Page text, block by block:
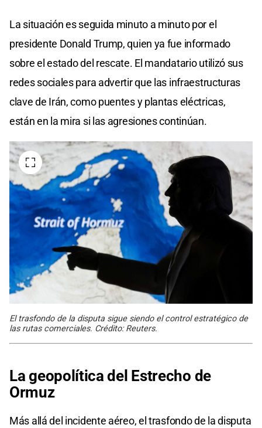
La situación es seguida minuto a minuto por el
presidente Donald Trump, quien ya fue informado
sobre el estado del rescate. El mandatario utilizó sus
redes sociales para advertir que las infraestructuras
clave de Irán, como puentes y plantas eléctricas,
están en la mira si las agresiones continúan.
El trasfondo de la disputa sigue siendo el control estratégico de
las rutas comerciales. Crédito: Reuters.
La geopolítica del Estrecho de
Ormuz
Más allá del incidente aéreo, el trasfondo de la disputa